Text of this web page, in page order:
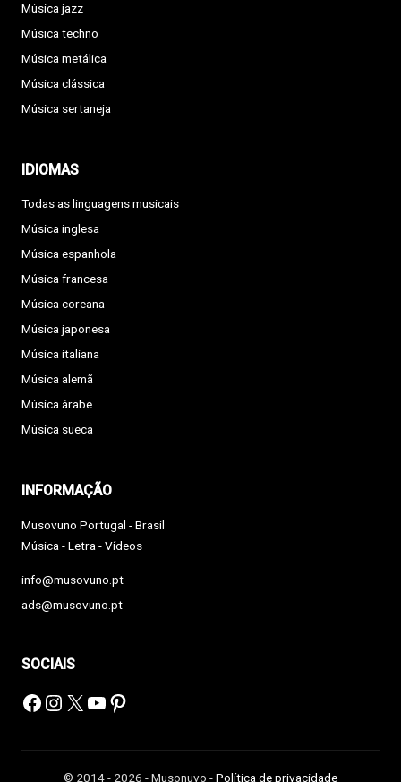
Música jazz
Música techno
Música metálica
Música clássica
Música sertaneja
IDIOMAS
Todas as linguagens musicais
Música inglesa
Música espanhola
Música francesa
Música coreana
Música japonesa
Música italiana
Música alemã
Música árabe
Música sueca
INFORMAÇÃO
Musovuno Portugal - Brasil
Música - Letra - Vídeos
info@musovuno.pt
ads@musovuno.pt
SOCIAIS
Facebook
Instagram
X YouTube
Pinterest
© 2014 - 2026 - Musonuvo -Política de privacidade